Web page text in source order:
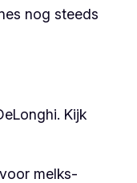
nog steeds
Kijk
melks-